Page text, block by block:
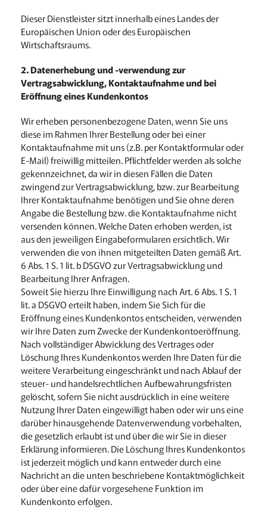
Dieser Dienstleister sitzt innerhalb eines Landes der
Europäischen Union oder des Europäischen
Wirtschaftsraums.
2. Datenerhebung und -verwendung zur
Vertragsabwicklung, Kontaktaufnahme und bei
Eröffnung eines Kundenkontos
Wir erheben personenbezogene Daten, wenn Sie uns
diese im Rahmen Ihrer Bestellung oder bei einer
Kontaktaufnahme mit uns (z.B. per Kontaktformular oder
E-Mail) freiwillig mitteilen. Pflichtfelder werden als solche
gekennzeichnet, da wir in diesen Fällen die Daten
zwingend zur Vertragsabwicklung, bzw. zur Bearbeitung
Ihrer Kontaktaufnahme benötigen und Sie ohne deren
Angabe die Bestellung bzw. die Kontaktaufnahme nicht
versenden können. Welche Daten erhoben werden, ist
aus den jeweiligen Eingabeformularen ersichtlich. Wir
verwenden die von ihnen mitgeteilten Daten gemäß Art.
6 Abs. 1 S. 1 lit. b DSGVO zur Vertragsabwicklung und
Bearbeitung Ihrer Anfragen.
Soweit Sie hierzu Ihre Einwilligung nach Art. 6 Abs. 1 S. 1
lit. a DSGVO erteilt haben, indem Sie Sich für die
Eröffnung eines Kundenkontos entscheiden, verwenden
wir Ihre Daten zum Zwecke der Kundenkontoeröffnung.
Nach vollständiger Abwicklung des Vertrages oder
Löschung Ihres Kundenkontos werden Ihre Daten für die
weitere Verarbeitung eingeschränkt und nach Ablauf der
steuer- und handelsrechtlichen Aufbewahrungsfristen
gelöscht, sofern Sie nicht ausdrücklich in eine weitere
Nutzung Ihrer Daten eingewilligt haben oder wir uns eine
darüber hinausgehende Datenverwendung vorbehalten,
die gesetzlich erlaubt ist und über die wir Sie in dieser
Erklärung informieren. Die Löschung Ihres Kundenkontos
ist jederzeit möglich und kann entweder durch eine
Nachricht an die unten beschriebene Kontaktmöglichkeit
oder über eine dafür vorgesehene Funktion im
Kundenkonto erfolgen.